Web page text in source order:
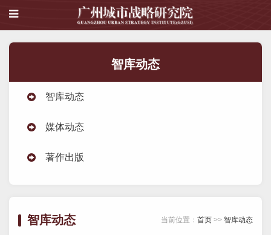
智库动态
智库动态
媒体动态
著作出版
智库动态 当前位置： 首页 >> 智库动态